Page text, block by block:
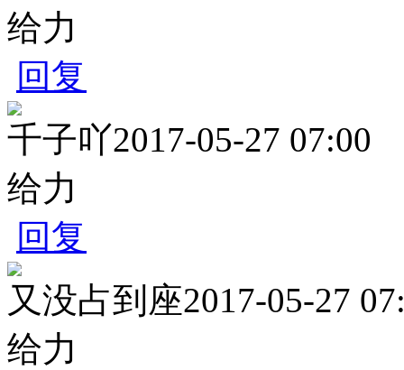
给力
回复
千子吖2017-05-27 07:00
给力
回复
又没占到座2017-05-27
给力